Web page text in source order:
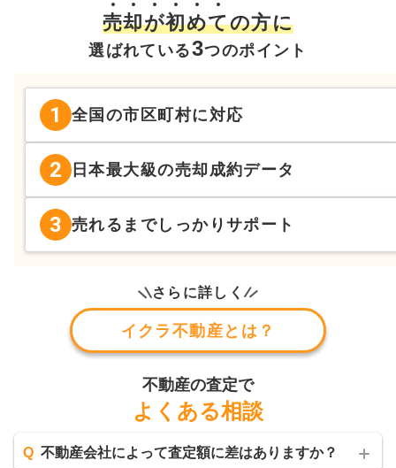
売却が初めての方に
選ばれている3つのポイント
1 全国の市区町村に対応
2 日本最大級の売却成約データ
3 売れるまでしっかりサポート
さらに詳しく
イクラ不動産とは？
不動産の査定で
よくある相談
Q 不動産会社によって査定額に差はありますか？